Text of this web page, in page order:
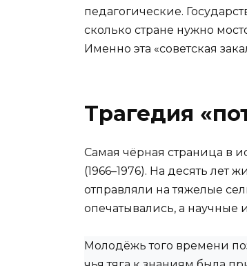
педагогические.
сколько стране нужно
Именно эта «советская
Трагедия
Самая чёрная страница в
(1966–1976). На десять лет
отправляли на тяжелые
опечатывались, а научные
Молодёжь того времени